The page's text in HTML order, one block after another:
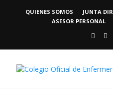
QUIENES SOMOS JUNTA
ASESOR PERSONAL